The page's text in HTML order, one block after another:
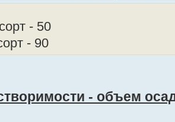
- 50
- 90
- объем